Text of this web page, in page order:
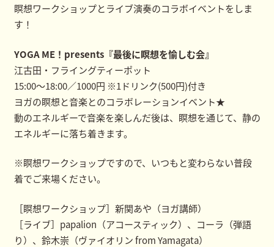
瞑想ワークショップとライブ演奏のコラボイベントをしま
す！
YOGA ME！presents『最後に瞑想を愉しむ会』
江古田・フライングティーポット
15:00～18:00／1000円 ※1ドリンク(500円)付き
ヨガの瞑想と音楽とのコラボレーションイベント★
動のエネルギーで音楽を楽しんだ後は、瞑想を通じて、静の
エネルギーに落ち着きます。
※瞑想ワークショップですので、いつもと変わらない普段
着でご来場ください。
［瞑想ワークショップ］新関あや（ヨガ講師）
［ライブ］papalion（アコースティック）、コーラ（弾語
り）、鈴木崇（ヴァイオリン from Yamagata）